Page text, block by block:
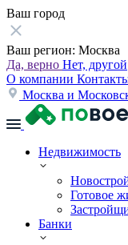
Ваш город
Ваш регион: Москва
Да, верно Нет, другой
О компании
Москва и
Недвижимость
Готовое
Банки